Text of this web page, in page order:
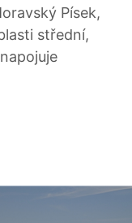
Písek,
střední,